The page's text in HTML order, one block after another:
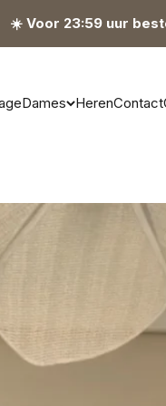
☀️ Voor 23:59 uur
Dames HerenContact